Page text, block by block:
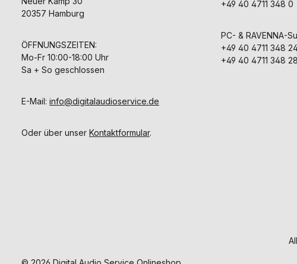
20357 Hamburg
ÖFFNUNGSZEITEN:
Mo-Fr 10:00-18:00 Uhr
Sa + So geschlossen
E-Mail: info@digitalaudioservice.de
Oder über unser Kontaktformular.
+49 40 4711 348 0
PC- & RAVENNA-
+49 40 4711 348
+49 40 4711 348 28